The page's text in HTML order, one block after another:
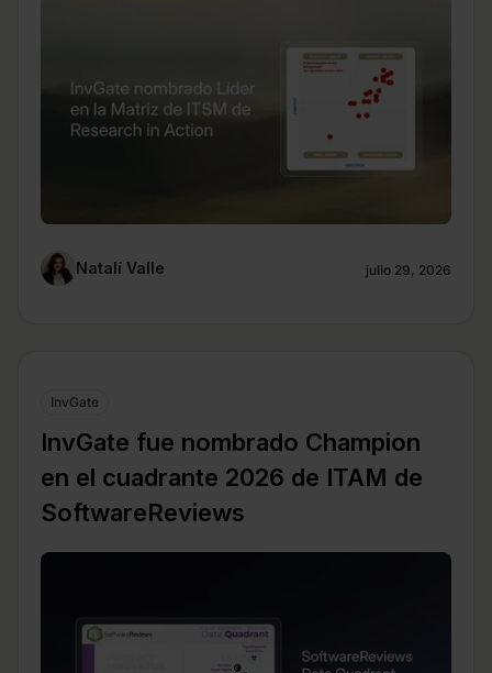
Natalí Valle julio 29, 2026
InvGate
InvGate fue nombrado Champion
en el cuadrante 2026 de ITAM de
SoftwareReviews